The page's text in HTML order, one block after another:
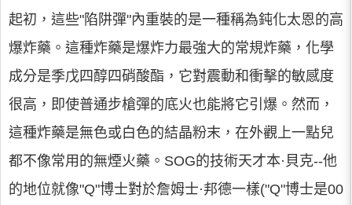
起初，這些"陷阱彈"內重裝的是一種稱為鈍化太恩的高
爆炸藥。這種炸藥是爆炸力最強大的常規炸藥，化學
成分是季戊四醇四硝酸酯，它對震動和衝擊的敏感度
很高，即使普通步槍彈的底火也能將它引爆。然而，
這種炸藥是無色或白色的結晶粉末，在外觀上一點兒
都不像常用的無煙火藥。SOG的技術天才本·貝克--他
的地位就像"Q"博士對於詹姆士·邦德一樣("Q"博士是00